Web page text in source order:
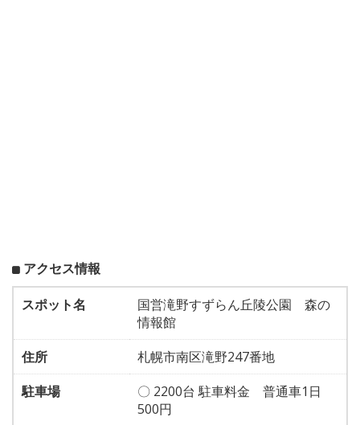
アクセス情報
スポット名
国営滝野すずらん丘陵公園 森の
情報館
住所
札幌市南区滝野247番地
駐車場
〇 2200台 駐車料金 普通車1日
500円